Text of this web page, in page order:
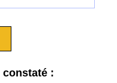
constaté :